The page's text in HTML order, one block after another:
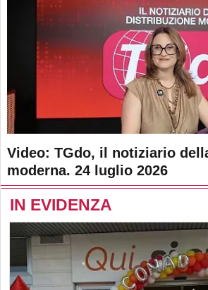
Video: TGdo, il notiziario
moderna. 24 luglio 2026
IN EVIDENZA